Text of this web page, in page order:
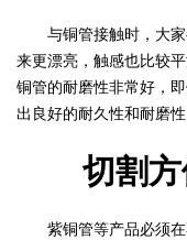
与铜管接触时，大家
来更漂亮，触感也比较
铜管的耐磨性非常好，
出良好的耐久性和耐磨
切割
紫铜管等产品必须在